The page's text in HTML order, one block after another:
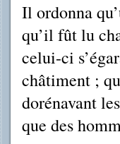
Il ordonna
qu’il fût lu
celui-ci
châtiment ;
dorénavant
que des